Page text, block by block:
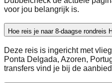
voor jou belangrijk is.
Hoe reis je naar 8-daagse rondreis
Deze reis is ingericht met
Ponta Delgada, Azoren,
transfers vind je bij de